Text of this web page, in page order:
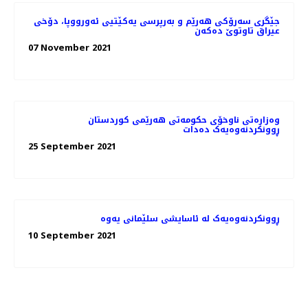
جێگری سەرۆکی هەرێم و بەرپرسی یەکێتیی ئەورووپا، دۆخى
عيراق تاوتوێ ده‌كه‌ن
07 November 2021
وەزارەتی ناوخۆی حکومەتی هەرێمی کوردستان
ڕوونکردنەوەیەک دەدات
25 September 2021
ڕوونکردنەوەیەک لە ئاسایشی سلێمانی یەوە
10 September 2021